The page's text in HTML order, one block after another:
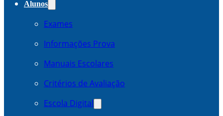
Alunos
Exames
Informações Prova
Manuais Escolares
Critérios de Avaliação
Escola Digital